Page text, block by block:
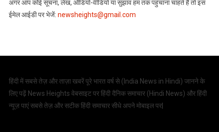
अगर आप कोई सूचना, लेख, ऑडियो-वीडियो या सुझाव हम तक पहुंचाना चाहते हैं तो इस
ईमेल आईडी पर भेजें: newsheights@gmail.com
हिंदी में सबसे तेज़ और ताज़ा खबरें पूरे भारत वर्ष से ( India News in Hindi) जानने के
लिए पढ़ें News Heights वेबसाइट पर हिंदी दैनिक समाचार (Hindi News) और हिंदी
न्यूज़ पाएं सबसे तेज़ और सटीक हिंदी समाचार सीधे अपने मोबाइल पर|